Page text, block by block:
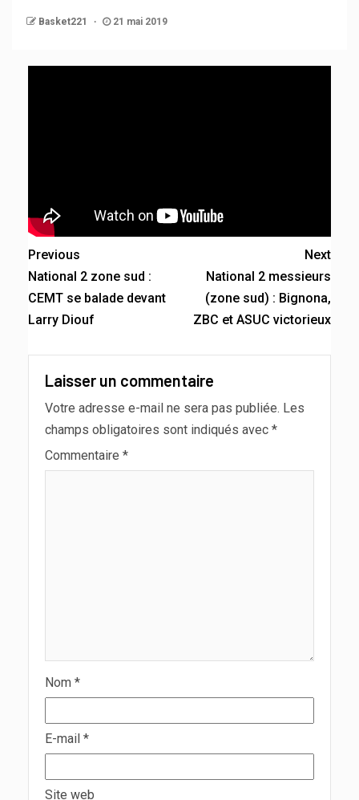
Basket221 21 mai 2019
Previous
National 2 zone sud :
CEMT se balade devant
Larry Diouf
Next
National 2 messieurs
(zone sud) : Bignona,
ZBC et ASUC victorieux
Laisser un commentaire
Votre adresse e-mail ne sera pas publiée. Les
champs obligatoires sont indiqués avec *
Commentaire *
Nom *
E-mail *
Site web